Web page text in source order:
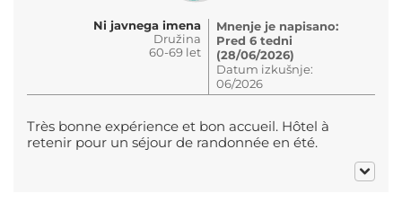
Ni javnega imena
Družina
60-69 let
Mnenje je napisano:
Pred 6 tedni
(28/06/2026)
Datum izkušnje:
06/2026
Très bonne expérience et bon accueil. Hôtel à
retenir pour un séjour de randonnée en été.